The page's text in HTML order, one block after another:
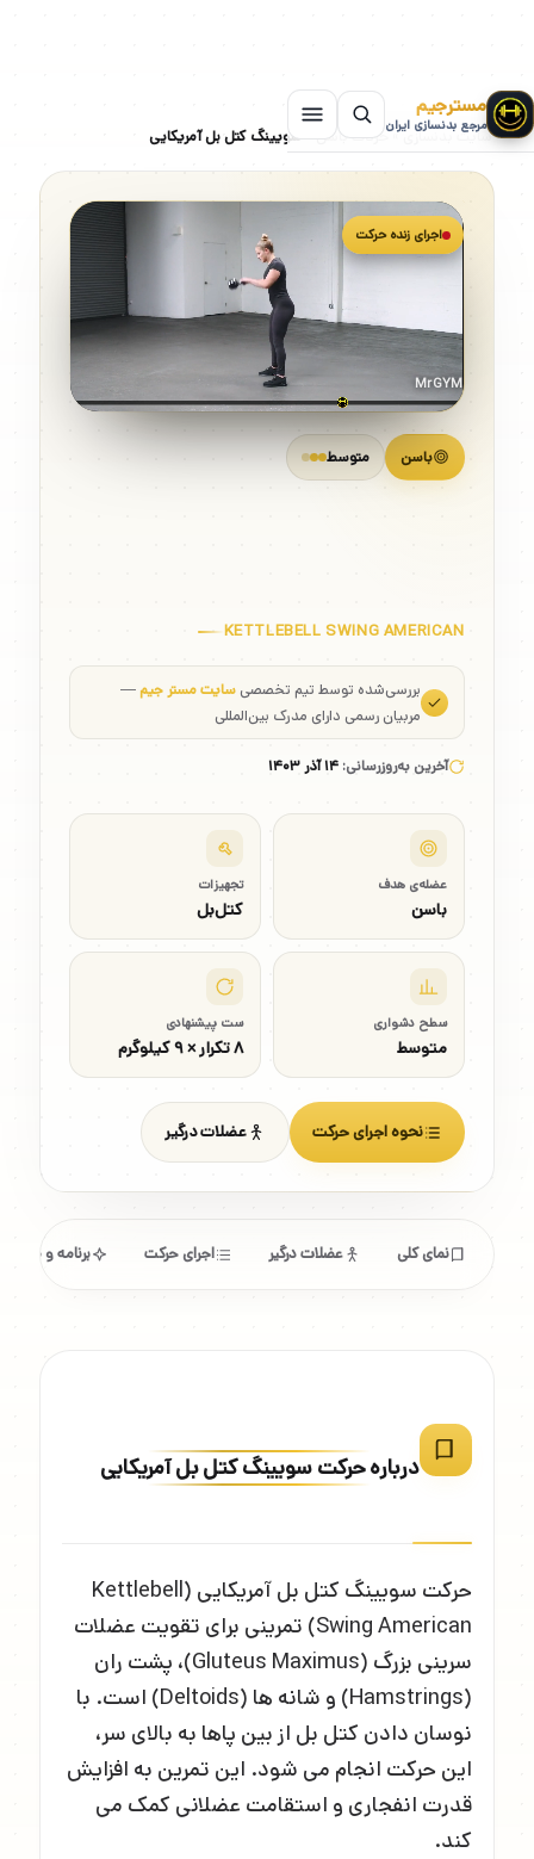
مسترجیم
مرجع بدنسازی ایران
سایت بدنسازی»حرکات باسن»سویینگ کتل بل آمریکایی
باسن متوسط
KETTLEBELL SWING AMERICAN
بررسی‌شده توسط تیم تخصصیسایت مستر جیم—
مربیان رسمی دارای مدرک بین‌المللی
آخرین به‌روزرسانی:۱۴ آذر ۱۴۰۳
عضله‌ی هدف
باسن
تجهیزات
کتل‌بل
سطح دشواری
متوسط
ست پیشنهادی
۸ تکرار × ۹ کیلوگرم
نحوه اجرای حرکت عضلات درگیر
اجرای زنده حرکت
MrGYM
نمای کلی عضلات درگیر اجرای حرکت برنامه و
درباره حرکت سویینگ کتل بل آمریکایی
حرکت سویینگ کتل بل آمریکایی (Kettlebell
Swing American) تمرینی برای تقویت عضلات
سرینی بزرگ (Gluteus Maximus)، پشت ران
(Hamstrings) و شانه ها (Deltoids) است. با
نوسان دادن کتل بل از بین پاها به بالای سر،
این حرکت انجام می شود. این تمرین به افزایش
قدرت انفجاری و استقامت عضلانی کمک می
کند.